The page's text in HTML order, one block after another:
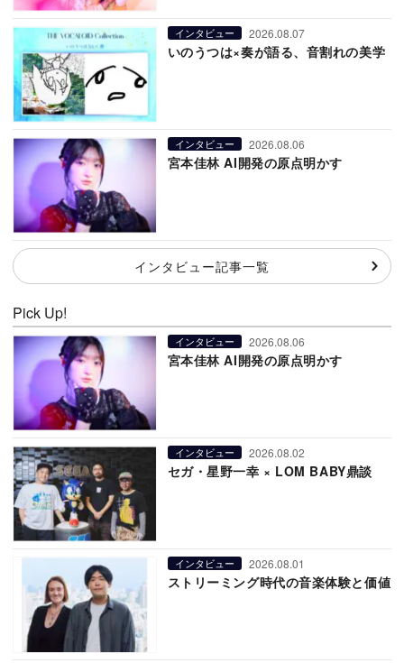
インタビュー 2026.08.07
いのうつは×奏が語る、音割れの美学
インタビュー 2026.08.06
宮本佳林 AI開発の原点明かす
インタビュー記事一覧
Pick Up!
インタビュー 2026.08.06
宮本佳林 AI開発の原点明かす
インタビュー 2026.08.02
セガ・星野一幸 × LOM BABY鼎談
インタビュー 2026.08.01
ストリーミング時代の音楽体験と価値